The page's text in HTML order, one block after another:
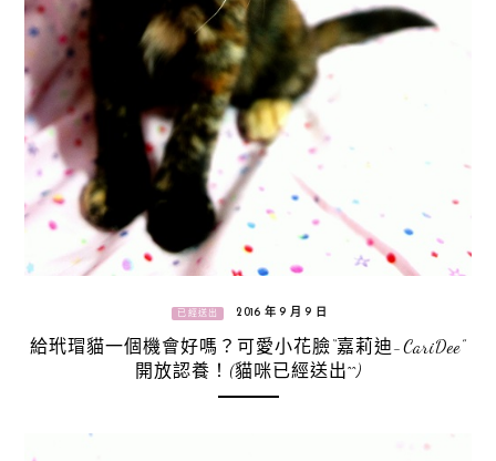
已經送出 2016 年 9 月 9 日
給玳瑁貓一個機會好嗎？可愛小花臉“嘉莉迪-CariDee”
開放認養！(貓咪已經送出^^)